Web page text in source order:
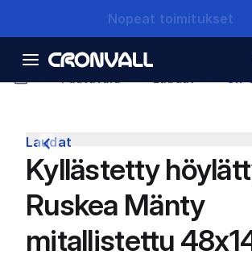
Nopeat toimitukset
Laudat
Kyllästetty
Ruskea Mänty
mitallistettu